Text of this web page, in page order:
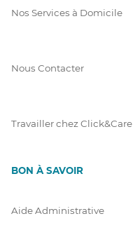
Nos Services à Domicile
Nous Contacter
Travailler chez Click&Care
BON À SAVOIR
Aide Administrative